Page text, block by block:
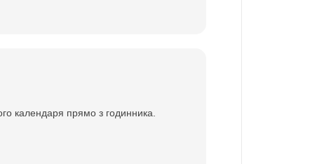
календаря прямо з годинника.